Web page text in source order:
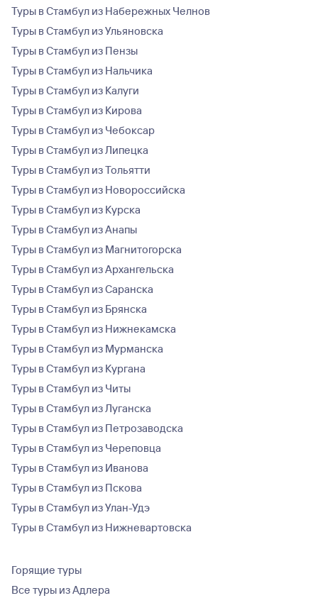
Туры в Стамбул из Набережных Челнов
Туры в Стамбул из Ульяновска
Туры в Стамбул из Пензы
Туры в Стамбул из Нальчика
Туры в Стамбул из Калуги
Туры в Стамбул из Кирова
Туры в Стамбул из Чебоксар
Туры в Стамбул из Липецка
Туры в Стамбул из Тольятти
Туры в Стамбул из Новороссийска
Туры в Стамбул из Курска
Туры в Стамбул из Анапы
Туры в Стамбул из Магнитогорска
Туры в Стамбул из Архангельска
Туры в Стамбул из Саранска
Туры в Стамбул из Брянска
Туры в Стамбул из Нижнекамска
Туры в Стамбул из Мурманска
Туры в Стамбул из Кургана
Туры в Стамбул из Читы
Туры в Стамбул из Луганска
Туры в Стамбул из Петрозаводска
Туры в Стамбул из Череповца
Туры в Стамбул из Иванова
Туры в Стамбул из Пскова
Туры в Стамбул из Улан-Удэ
Туры в Стамбул из Нижневартовска
Горящие туры
Все туры из Адлера